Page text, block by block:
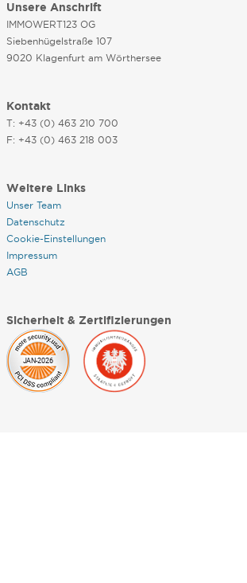
Unsere Anschrift
IMMOWERT123 OG
Siebenhügelstraße 107
9020 Klagenfurt am Wörthersee
Kontakt
T: +43 (0) 463 210 700
F: +43 (0) 463 218 003
Weitere Links
Unser Team
Datenschutz
Cookie-Einstellungen
Impressum
AGB
Sicherheit & Zertifizierungen